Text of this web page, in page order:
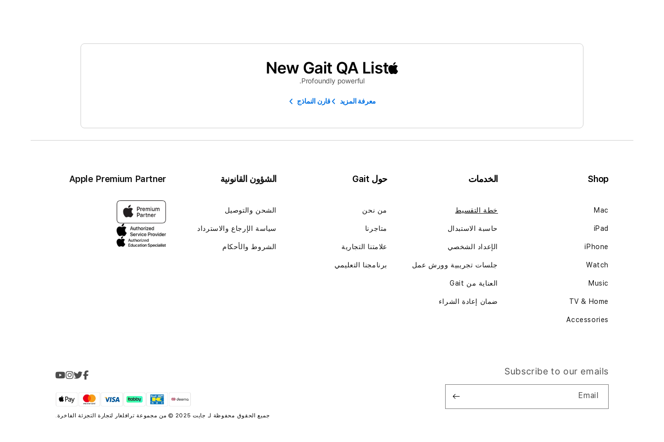
New Gait QA List
Profoundly powerful.
معرفة المزيد قارن النماذج
Shop
Mac
iPad
iPhone
Watch
Music
TV & Home
Accessories
الخدمات
خطة التقسيط
حاسبة الاستبدال
الإعداد الشخصي
جلسات تجريبية وورش عمل
العناية من Gait
ضمان إعادة الشراء
حول Gait
من نحن
متاجرنا
علامتنا التجارية
برنامجنا التعليمي
الشؤون القانونية
الشحن والتوصيل
سياسة الإرجاع والاسترداد
الشروط والأحكام
Apple Premium Partner
Subscribe to our emails
Email
جميع الحقوق محفوظة لـ جايت 2025 © من مجموعة ترافلغار لتجارة التجزئة الفاخرة